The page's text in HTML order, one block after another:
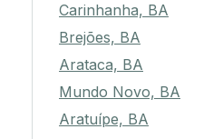
Carinhanha, BA
Brejões, BA
Arataca, BA
Mundo Novo, BA
Aratuípe, BA